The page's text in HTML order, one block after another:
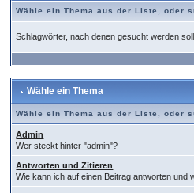
Wähle ein Thema aus der Liste, oder
Schlagwörter, nach denen gesucht werden soll
Wähle ein Thema
Wähle ein Thema aus der Liste, oder
Admin
Wer steckt hinter "admin"?
Antworten und Zitieren
Wie kann ich auf einen Beitrag antworten und